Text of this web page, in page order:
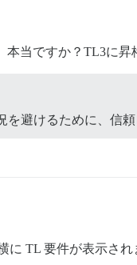
当ですか？TL3に
避けるために、信
に TL 要件が表示さ